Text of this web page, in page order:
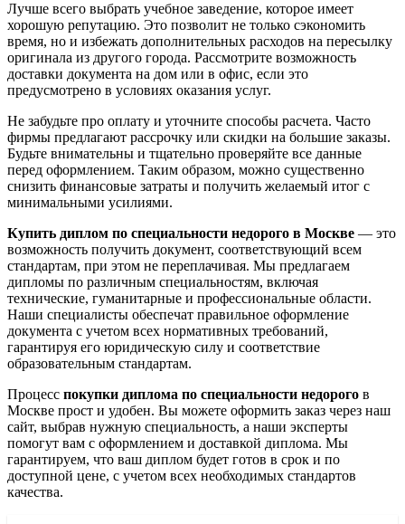
Лучше всего выбрать учебное заведение, которое имеет
хорошую репутацию. Это позволит не только сэкономить
время, но и избежать дополнительных расходов на пересылку
оригинала из другого города. Рассмотрите возможность
доставки документа на дом или в офис, если это
предусмотрено в условиях оказания услуг.
Не забудьте про оплату и уточните способы расчета. Часто
фирмы предлагают рассрочку или скидки на большие заказы.
Будьте внимательны и тщательно проверяйте все данные
перед оформлением. Таким образом, можно существенно
снизить финансовые затраты и получить желаемый итог с
минимальными усилиями.
Купить диплом по специальности недорого в Москве — это
возможность получить документ, соответствующий всем
стандартам, при этом не переплачивая. Мы предлагаем
дипломы по различным специальностям, включая
технические, гуманитарные и профессиональные области.
Наши специалисты обеспечат правильное оформление
документа с учетом всех нормативных требований,
гарантируя его юридическую силу и соответствие
образовательным стандартам.
Процесс покупки диплома по специальности недорого в
Москве прост и удобен. Вы можете оформить заказ через наш
сайт, выбрав нужную специальность, а наши эксперты
помогут вам с оформлением и доставкой диплома. Мы
гарантируем, что ваш диплом будет готов в срок и по
доступной цене, с учетом всех необходимых стандартов
качества.